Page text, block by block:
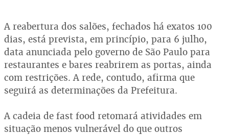
A reabertura dos salões, fechados há exatos 100
dias, está prevista, em princípio, para 6 julho,
data anunciada pelo governo de São Paulo para
restaurantes e bares reabrirem as portas, ainda
com restrições. A rede, contudo, afirma que
seguirá as determinações da Prefeitura.
A cadeia de fast food retomará atividades em
situação menos vulnerável do que outros